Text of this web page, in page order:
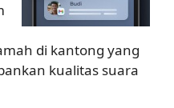
di kantong yang
kualitas suara